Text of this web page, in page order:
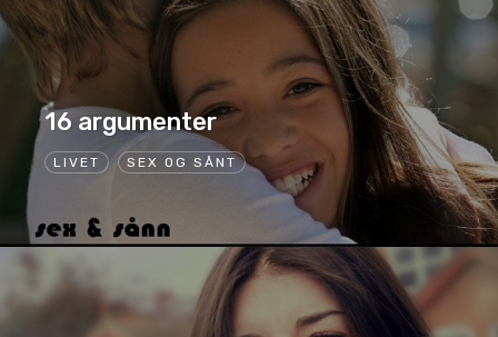
LIVET SEX OG SÅNT
16 argumenter